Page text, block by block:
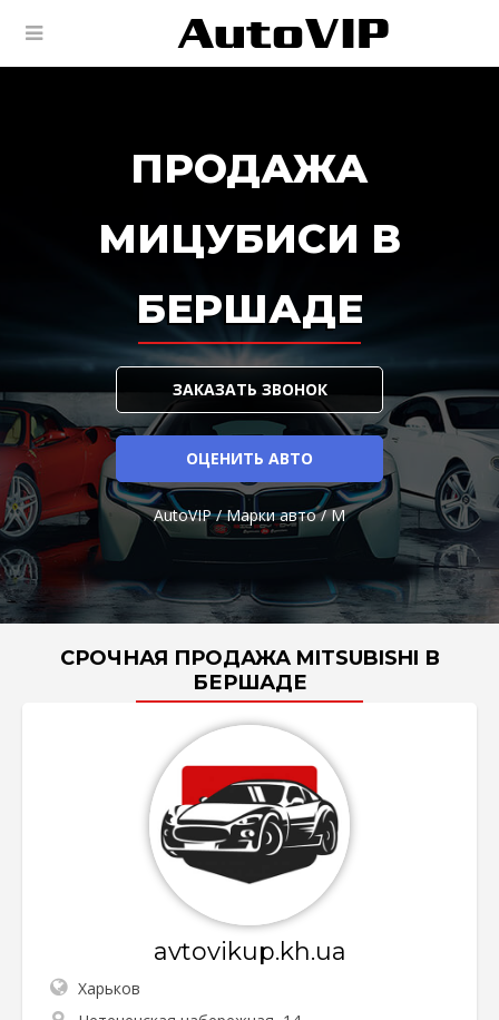
ПРОДАЖА
МИЦУБИСИ В
БЕРШАДЕ
ЗАКАЗАТЬ ЗВОНОК
ОЦЕНИТЬ АВТО
AutoVIP/Марки авто/M
СРОЧНАЯ ПРОДАЖА MITSUBISHI В
БЕРШАДЕ
avtovikup.kh.ua
Харьков